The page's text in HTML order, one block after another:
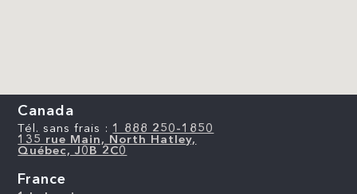
Canada
Tél. sans frais : 1 888 250-1850
135 rue Main, North Hatley,
Québec, J0B 2C0
France